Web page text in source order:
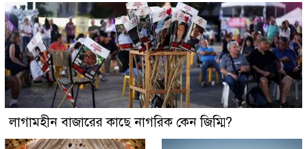
লাগামহীন বাজারের কাছে নাগরিক কেন জিম্মি?